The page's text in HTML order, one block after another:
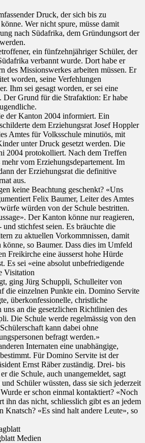
Druck, der sich bis zu
Wer nicht spure, müsse damit
nach Südafrika, dem Gründungsort der
ein fünfzehnjähriger Schüler, der
verbannt wurde. Dort habe er
des Missionswerkes arbeiten müssen. Er
worden, seine Verfehlungen
Ihm sei gesagt worden, er sei eine
Der Grund für die Strafaktion: Er habe
der Kanton 2004 informiert. Ein
dem Erziehungsrat Josef Hoppler
Amtes für Volksschule minutiös, mit
unter Druck gesetzt werden. Die
2004 protokolliert. Nach dem Treffen
vom Erziehungsdepartement. Im
der Erziehungsrat die definitive
aus.
keine Beachtung geschenkt? «Uns
Felix Baumer, Leiter des Amtes
würden von der Schule bestritten.
Der Kanton könne nur reagieren,
stichfest seien. Es bräuchte die
zu aktuellen Vorkommnissen, damit
so Baumer. Dass dies im Umfeld
Freikirche eine äusserst hohe Hürde
Es sei «eine absolut unbefriedigende
Visitation
ging Jürg Schuppli, Schulleiter von
die einzelnen Punkte ein. Domino Servite
überkonfessionelle, christliche
an die gesetzlichen Richtlinien des
Die Schule werde regelmässig von den
kann dabei ohne
befragt werden.»
Internaten eine unabhängige,
Für Domino Servite ist der
Ernst Räber zuständig. Drei- bis
die Schule, auch unangemeldet, sagt
Schüler wüssten, dass sie sich jederzeit
er schon einmal kontaktiert? «Noch
ihn das nicht, schliesslich gibt es an jedem
Knatsch? «Es sind halt andere Leute», so
Medien